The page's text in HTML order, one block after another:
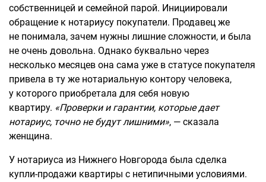
собственницей и семейной парой. Инициировали
обращение к нотариусу покупатели. Продавец же
не понимала, зачем нужны лишние сложности, и была
не очень довольна. Однако буквально через
несколько месяцев она сама уже в статусе покупателя
привела в ту же нотариальную контору человека,
у которого приобретала для себя новую
квартиру. «Проверки и гарантии, которые дает
нотариус, точно не будут лишними», — сказала
женщина.
У нотариуса из Нижнего Новгорода была сделка
купли-продажи квартиры с нетипичными условиями.